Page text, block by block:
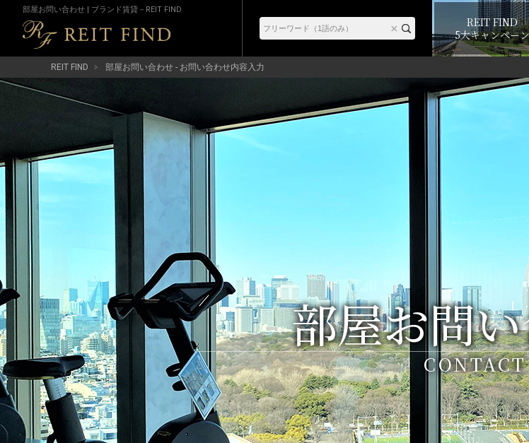
部屋お問い合わせ | ブランド賃貸－REIT FIND
REIT FIND
5大キャンペー
REIT FIND 部屋お問い合わせ - お問い合わせ内容入力
部屋お問
CONTACT